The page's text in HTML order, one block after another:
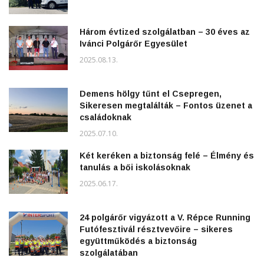
Három évtized szolgálatban – 30 éves az
Ivánci Polgárőr Egyesület
2025.08.13.
Demens hölgy tűnt el Csepregen,
Sikeresen megtalálták – Fontos üzenet a
családoknak
2025.07.10.
Két keréken a biztonság felé – Élmény és
tanulás a bői iskolásoknak
2025.06.17.
24 polgárőr vigyázott a V. Répce Running
Futófesztivál résztvevőire – sikeres
együttműködés a biztonság
szolgálatában